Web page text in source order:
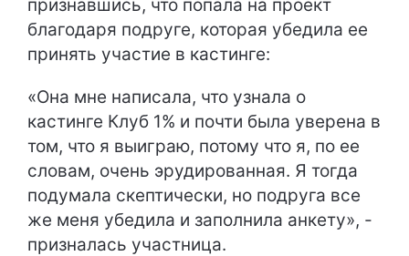
признавшись, что попала на проект
благодаря подруге, которая убедила ее
принять участие в кастинге:
«Она мне написала, что узнала о
кастинге Клуб 1% и почти была уверена в
том, что я выиграю, потому что я, по ее
словам, очень эрудированная. Я тогда
подумала скептически, но подруга все
же меня убедила и заполнила анкету», -
призналась участница.